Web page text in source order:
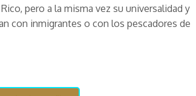
pero a la misma vez su universalidad y
con inmigrantes o con los pescadores de